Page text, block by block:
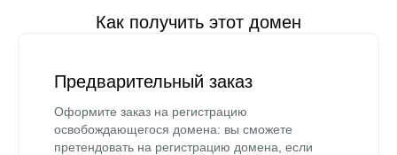
Как получить этот домен
Предварительный заказ
Оформите заказ на регистрацию
освобождающегося домена: вы сможете
претендовать на регистрацию домена, если